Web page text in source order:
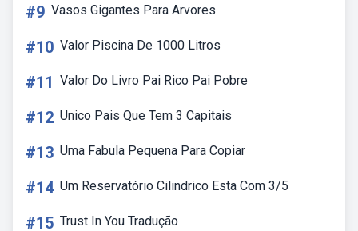
#9 Vasos Gigantes Para Arvores
#10 Valor Piscina De 1000 Litros
#11 Valor Do Livro Pai Rico Pai Pobre
#12 Unico Pais Que Tem 3 Capitais
#13 Uma Fabula Pequena Para Copiar
#14 Um Reservatório Cilindrico Esta Com 3/5
#15 Trust In You Tradução